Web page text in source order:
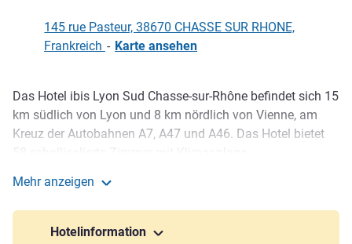
145 rue Pasteur, 38670 CHASSE SUR RHONE,
Frankreich - Karte ansehen
Beschreibung
Das Hotel ibis Lyon Sud Chasse-sur-Rhône befindet sich 15
km südlich von Lyon und 8 km nördlich von Vienne, am
Kreuz der Autobahnen A7, A47 und A46. Das Hotel bietet
Tagungsräume, einen kostenfreien Parkplatz (nachts
abgeschlossen) und eine Bar mit 24-Stunden-Snack-
Service. In unserem Restaurant Pasta Pizza werden jeden
Mehr anzeigen
Hotelinformation